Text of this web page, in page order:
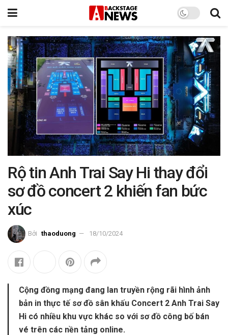
Rộ tin Anh Trai Say Hi thay đổi
sơ đồ concert 2 khiến fan bức
xúc
Bởi thaoduong 18/10/2024
Cộng đồng mạng đang lan truyền rộng rãi hình ảnh
bản in thực tế sơ đồ sân khấu Concert 2 Anh Trai Say
Hi có nhiều khu vực khác so với sơ đồ công bố bán
vé trên các nền tảng online.